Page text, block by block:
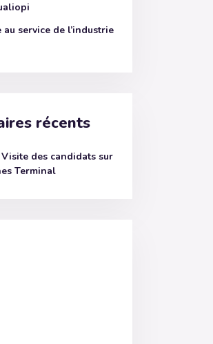
service de l’industrie
récents
Visite des candidats sur
Terminal